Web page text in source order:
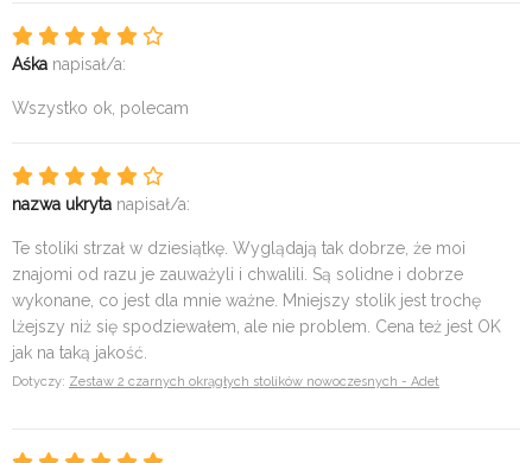
Aśka napisał/a:
Wszystko ok, polecam
nazwa ukryta napisał/a:
Te stoliki strzał w dziesiątkę. Wyglądają tak dobrze, że moi
znajomi od razu je zauważyli i chwalili. Są solidne i dobrze
wykonane, co jest dla mnie ważne. Mniejszy stolik jest trochę
lżejszy niż się spodziewałem, ale nie problem. Cena też jest OK
jak na taką jakość.
Dotyczy: Zestaw 2 czarnych okrągłych stolików nowoczesnych - Adet